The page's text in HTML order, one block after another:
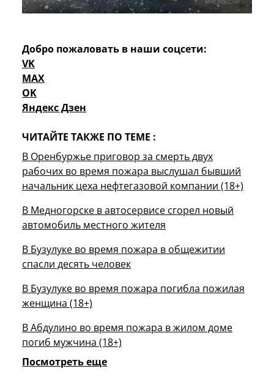
Добро пожаловать в наши соцсети:
VK
MAX
OK
Яндекс Дзен
ЧИТАЙТЕ ТАКЖЕ ПО ТЕМЕ :
В Оренбуржье приговор за смерть двух
рабочих во время пожара выслушал бывший
начальник цеха нефтегазовой компании (18+)
В Медногорске в автосервисе сгорел новый
автомобиль местного жителя
В Бузулуке во время пожара в общежитии
спасли десять человек
В Бузулуке во время пожара погибла пожилая
женщина (18+)
В Абдулино во время пожара в жилом доме
погиб мужчина (18+)
Посмотреть еще